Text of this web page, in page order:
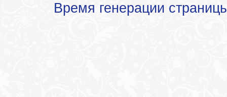
Время генерации